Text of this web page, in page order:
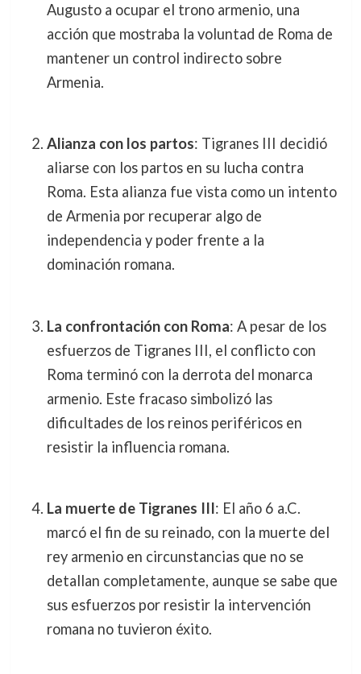
Augusto a ocupar el trono armenio, una
acción que mostraba la voluntad de Roma de
mantener un control indirecto sobre
Armenia.
Alianza con los partos: Tigranes III decidió
aliarse con los partos en su lucha contra
Roma. Esta alianza fue vista como un intento
de Armenia por recuperar algo de
independencia y poder frente a la
dominación romana.
La confrontación con Roma: A pesar de los
esfuerzos de Tigranes III, el conflicto con
Roma terminó con la derrota del monarca
armenio. Este fracaso simbolizó las
dificultades de los reinos periféricos en
resistir la influencia romana.
La muerte de Tigranes III: El año 6 a.C.
marcó el fin de su reinado, con la muerte del
rey armenio en circunstancias que no se
detallan completamente, aunque se sabe que
sus esfuerzos por resistir la intervención
romana no tuvieron éxito.